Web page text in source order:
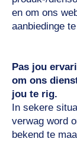
en om ons
aanbiedinge
Pas jou
om ons
jou te rig.
In sekere
verwag word
bekend te